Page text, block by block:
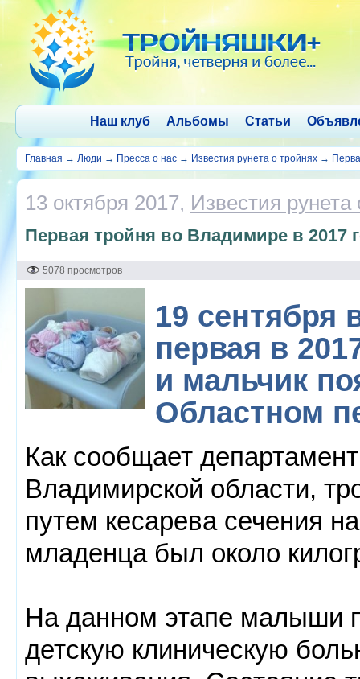
Наш клуб Альбомы Статьи
Главная → Люди → Пресса о нас → Известия рунета о тройнях →
13 октября 2017, Известия рунета
Первая тройня во Владимире в 2017
5078 просмотров
19 сентября
первая в
и мальчик
Областном
Как сообщает
Владимирской области,
путем кесарева сечения
младенца был около
На данном этапе малыши
детскую клиническую